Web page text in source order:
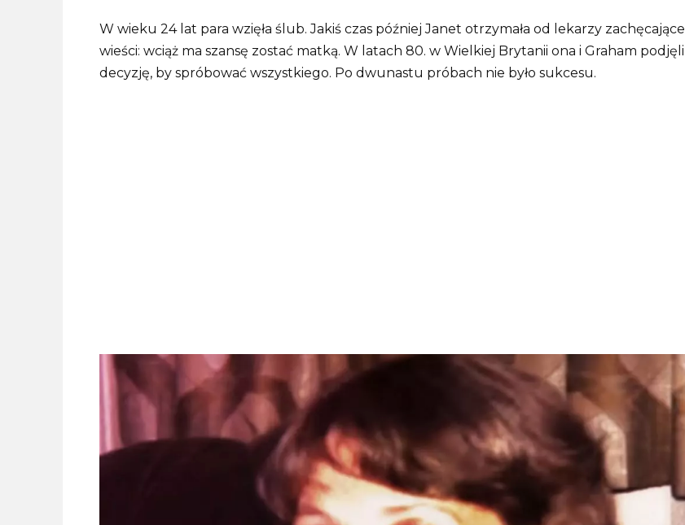
W wieku 24 lat para wzięła ślub. Jakiś czas później Janet otrzymała od lekarzy zachęcające
wieści: wciąż ma szansę zostać matką. W latach 80. w Wielkiej Brytanii ona i Graham podjęli
decyzję, by spróbować wszystkiego. Po dwunastu próbach nie było sukcesu.